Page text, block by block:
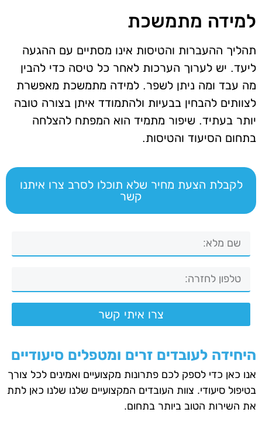
למידה מתמשכת
תהליך ההעברות והטיסות אינו מסתיים עם ההגעה
ליעד. יש לערוך הערכות לאחר כל טיסה כדי להבין
מה עבד ומה ניתן לשפר. למידה מתמשכת מאפשרת
לצוותים להבחין בבעיות ולהתמודד איתן בצורה טובה
יותר בעתיד. שיפור מתמיד הוא המפתח להצלחה
בתחום הסיעוד והטיסות.
לקבלת הצעת מחיר שלא תוכלו לסרב צרו איתנו
קשר
צרו איתי קשר
היחידה לעובדים זרים ומטפלים סיעודיים
אנו כאן כדי לספק לכם פתרונות מקצועיים ואמינים לכל צורך
בטיפול סיעודי. צוות העובדים המקצועיים שלנו שלנו כאן לתת
את השירות הטוב ביותר בתחום.